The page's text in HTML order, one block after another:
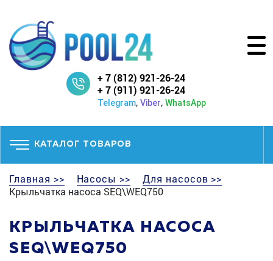
+ 7 (812) 921-26-24
+ 7 (911) 921-26-24
Telegram, Viber, WhatsApp
КАТАЛОГ ТОВАРОВ
Главная >> Насосы >>
Для насосов >>
Крыльчатка насоса SEQ\WEQ750
КРЫЛЬЧАТКА НАСОСА
SEQ\WEQ750